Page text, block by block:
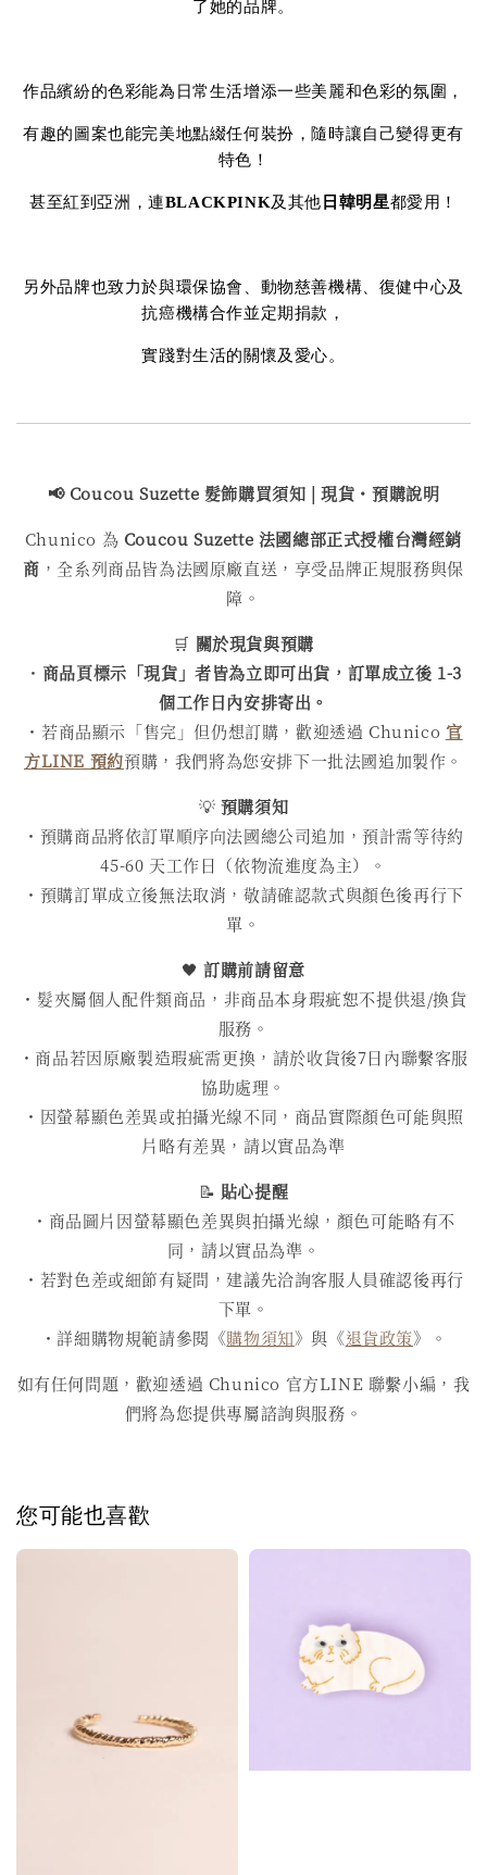
了她的品牌。
作品繽紛的色彩能為日常生活增添一些美麗和色彩的氛圍，
有趣的圖案也能完美地點綴任何裝扮，隨時讓自己變得更有
特色！
甚至紅到亞洲，連BLACKPINK及其他 日韓明星都愛用！
另外品牌也致力於與環保協會、動物慈善機構、復健中心及
抗癌機構合作並定期捐款，
實踐對生活的關懷及愛心。
📢 Coucou Suzette 髮飾購買須知 | 現貨・預購說明
Chunico 為 Coucou Suzette 法國總部正式授權台灣經銷
商 ，全系列商品皆為法國原廠直送，享受品牌正規服務與保
障。
🛒 關於現貨與預購
・ 商品頁標示「現貨」者皆為立即可出貨，訂單成立後 1-3
個工作日內安排寄出。
・若商品顯示「售完」但仍想訂購，歡迎透過 Chunico 官
方LINE 預約預購，我們將為您安排下一批法國追加製作。
💡 預購須知
・預購商品將依訂單順序向法國總公司追加，預計需等待約
45-60 天工作日（依物流進度為主）。
・預購訂單成立後無法取消，敬請確認款式與顏色後再行下
單。
🖤訂購前請留意
・髮夾屬個人配件類商品，非商品本身瑕疵恕不提供退/換貨
服務。
・商品若因原廠製造瑕疵需更換，請於收貨後7日內聯繫客服
協助處理。
・因螢幕顯色差異或拍攝光線不同，商品實際顏色可能與照
片略有差異，請以實品為準
📝 貼心提醒
・商品圖片因螢幕顯色差異與拍攝光線，顏色可能略有不
同，請以實品為準。
・若對色差或細節有疑問，建議先洽詢客服人員確認後再行
下單。
・詳細購物規範請參閱《購物須知》與《退貨政策》。
如有任何問題，歡迎透過 Chunico 官方LINE 聯繫小編，我
們將為您提供專屬諮詢與服務。
您可能也喜歡